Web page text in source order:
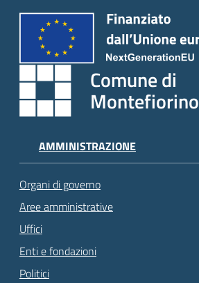
Comune di
Montefiorino
AMMINISTRAZIONE
Organi di governo
Aree amministrative
Uffici
Enti e fondazioni
Politici